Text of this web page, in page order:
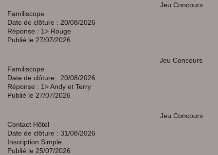
Jeu Concours
Familiscope
Date de clôture : 20/08/2026
Réponse : 1> Rouge
Publié le 27/07/2026
Jeu Concours
Familiscope
Date de clôture : 20/08/2026
Réponse : 1> Andy et Terry
Publié le 27/07/2026
Jeu Concours
Contact Hôtel
Date de clôture : 31/08/2026
Inscription Simple.
Publié le 25/07/2026